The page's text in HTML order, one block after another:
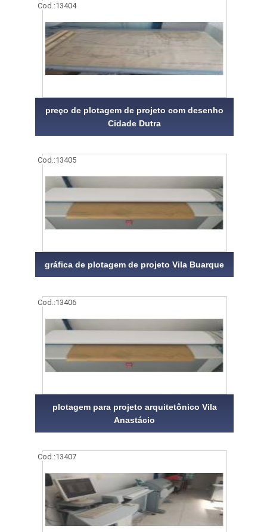
Cod.:13404
preço de plotagem de projeto com desenho
Cidade Dutra
Cod.:13405
gráfica de plotagem de projeto Vila Buarque
Cod.:13406
plotagem para projeto arquitetônico Vila
Anastácio
Cod.:13407